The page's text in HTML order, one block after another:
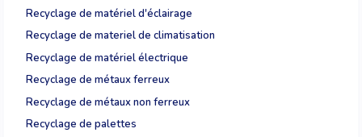
Recyclage de matériel d'éclairage
Recyclage de materiel de climatisation
Recyclage de matériel électrique
Recyclage de métaux ferreux
Recyclage de métaux non ferreux
Recyclage de palettes